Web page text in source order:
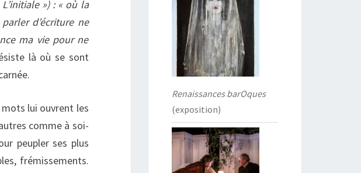
») : « où la
d’écriture ne
ma vie pour ne
là où se sont
lui ouvrent les
comme à soi-
peupler ses plus
frémissements.
Renaissances barOques
(exposition)